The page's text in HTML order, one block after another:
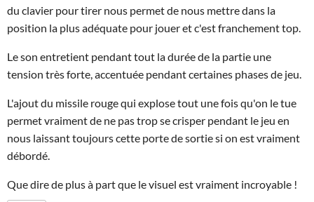
du clavier pour tirer nous permet de nous mettre dans la
position la plus adéquate pour jouer et c'est franchement top.
Le son entretient pendant tout la durée de la partie une
tension très forte, accentuée pendant certaines phases de jeu.
L'ajout du missile rouge qui explose tout une fois qu'on le tue
permet vraiment de ne pas trop se crisper pendant le jeu en
nous laissant toujours cette porte de sortie si on est vraiment
débordé.
Que dire de plus à part que le visuel est vraiment incroyable !